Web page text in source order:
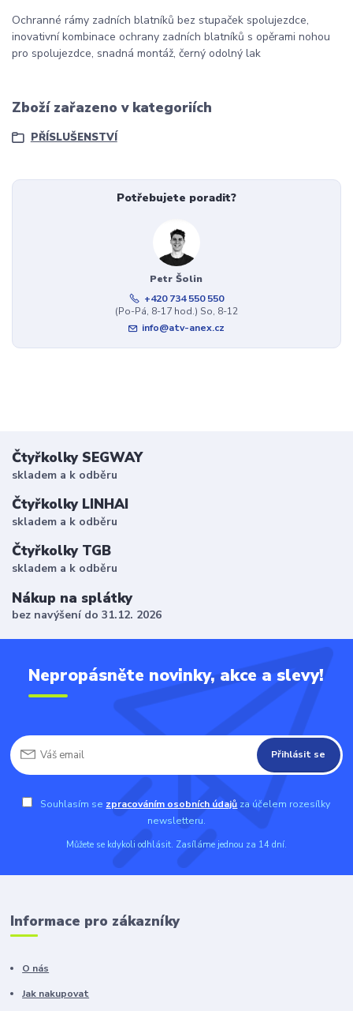
Ochranné rámy zadních blatníků bez stupaček spolujezdce,
inovativní kombinace ochrany zadních blatníků s opěrami nohou
pro spolujezdce, snadná montáž, černý odolný lak
Zboží zařazeno v kategoriích
PŘÍSLUŠENSTVÍ
Potřebujete poradit?
Petr Šolin
+420 734 550 550
(Po-Pá, 8-17 hod.) So, 8-12
info@atv-anex.cz
Čtyřkolky SEGWAY
skladem a k odběru
Čtyřkolky LINHAI
skladem a k odběru
Čtyřkolky TGB
skladem a k odběru
Nákup na splátky
bez navýšení do 31.12. 2026
Nepropásněte novinky, akce a slevy!
Přihlásit se
Souhlasím se zpracováním osobních údajů za účelem rozesílky
newsletteru.
Můžete se kdykoli odhlásit. Zasíláme jednou za 14 dní.
Informace pro zákazníky
O nás
Jak nakupovat